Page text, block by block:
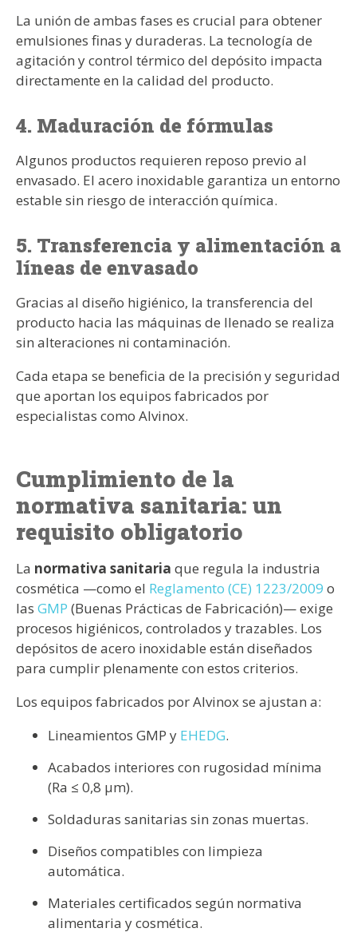
La unión de ambas fases es crucial para obtener
emulsiones finas y duraderas. La tecnología de
agitación y control térmico del depósito impacta
directamente en la calidad del producto.
4. Maduración de fórmulas
Algunos productos requieren reposo previo al
envasado. El acero inoxidable garantiza un entorno
estable sin riesgo de interacción química.
5. Transferencia y alimentación a
líneas de envasado
Gracias al diseño higiénico, la transferencia del
producto hacia las máquinas de llenado se realiza
sin alteraciones ni contaminación.
Cada etapa se beneficia de la precisión y seguridad
que aportan los equipos fabricados por
especialistas como Alvinox.
Cumplimiento de la
normativa sanitaria: un
requisito obligatorio
La normativa sanitaria que regula la industria
cosmética —como el Reglamento (CE) 1223/2009 o
las GMP (Buenas Prácticas de Fabricación)— exige
procesos higiénicos, controlados y trazables. Los
depósitos de acero inoxidable están diseñados
para cumplir plenamente con estos criterios.
Los equipos fabricados por Alvinox se ajustan a:
Lineamientos GMP y EHEDG.
Acabados interiores con rugosidad mínima
(Ra ≤ 0,8 µm).
Soldaduras sanitarias sin zonas muertas.
Diseños compatibles con limpieza
automática.
Materiales certificados según normativa
alimentaria y cosmética.